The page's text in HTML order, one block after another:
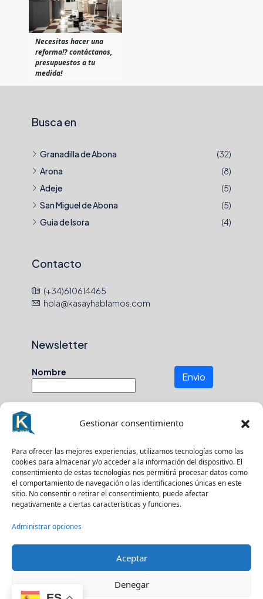
Gestionar consentimiento
Para ofrecer las mejores experiencias, utilizamos tecnologías como las
cookies para almacenar y/o acceder a la información del dispositivo. El
consentimiento de estas tecnologías nos permitirá procesar datos como
el comportamiento de navegación o las identificaciones únicas en este
sitio. No consentir o retirar el consentimiento, puede afectar
negativamente a ciertas características y funciones.
Administrar opciones
Aceptar
Denegar
Necesitas hacer una
reforma!? contáctanos,
presupuestos a tu
medida!
Busca en
Granadilla de Abona
(32)
Arona
(8)
Adeje
(5)
San Miguel de Abona
(5)
Guia de Isora
(4)
Contacto
(+34)610614465
hola@kasayhablamos.com
Newsletter
Nombre
Número de teléfono
En que zona buscas?
Envio
actualizaciones.
© Kasa y Hablamos - Todos los derechos reservados